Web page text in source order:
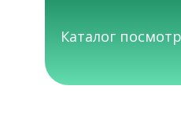
Каталог